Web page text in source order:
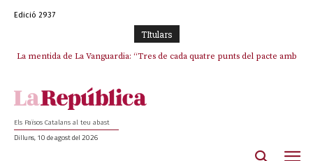
Edició 2937
TItulars
La mentida de La Vanguardia: “Tres de cada quatre punts del pacte amb
Els Països Catalans al teu abast
Dilluns, 10 de agost del 2026